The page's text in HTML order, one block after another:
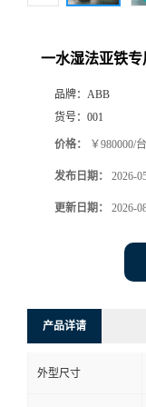
一水湿法亚铁
品牌： ABB
货号： 001
价格： ￥980000/台
发布日期： 2026-
更新日期： 2026-
产品详请
外型尺寸